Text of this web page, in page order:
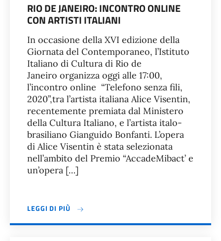
RIO DE JANEIRO: INCONTRO ONLINE
CON ARTISTI ITALIANI
In occasione della XVI edizione della
Giornata del Contemporaneo, l’Istituto
Italiano di Cultura di Rio de
Janeiro organizza oggi alle 17:00,
l’incontro online “Telefono senza fili,
2020”,tra l’artista italiana Alice Visentin,
recentemente premiata dal Ministero
della Cultura Italiano, e l’artista italo-
brasiliano Gianguido Bonfanti. L’opera
di Alice Visentin è stata selezionata
nell’ambito del Premio “AccadeMibact’ e
un’opera […]
LEGGI DI PIÙ